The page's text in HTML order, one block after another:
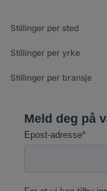
Stillinger per sted
Stillinger per yrke
Stillinger per bransje